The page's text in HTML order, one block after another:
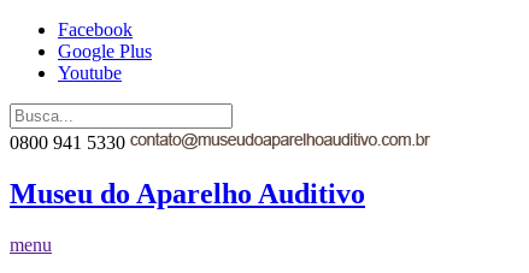
Facebook
Google Plus
Youtube
0800 941 5330
Museu do Aparelho Auditivo
menu